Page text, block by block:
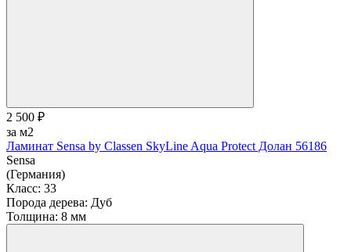
2 500 ₽
за м2
Ламинат Sensa by Classen SkyLine Aqua Protect Долан 56186
Sensa
(Германия)
Класс: 33
Порода дерева: Дуб
Толщина: 8 мм